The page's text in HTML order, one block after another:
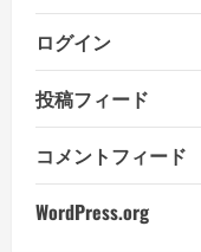
ログイン
投稿フィード
コメントフィード
WordPress.org